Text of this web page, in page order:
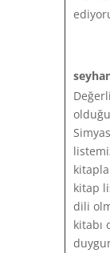
kitap
dili
kitabı